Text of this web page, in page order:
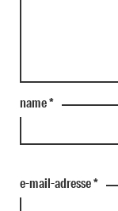
name*
e-mail-adresse*